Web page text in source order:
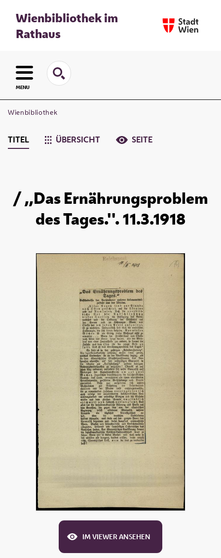
Wienbibliothek im
Rathaus
MENU
Wienbibliothek
TITEL ÜBERSICHT SEITE
/ ,,Das Ernährungsproblem
des Tages.''. 11.3.1918
IM VIEWER ANSEHEN